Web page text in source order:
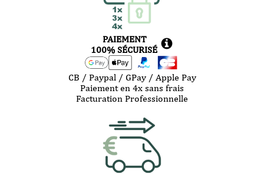
PAIEMENT
100% SÉCURISÉ
CB / Paypal / GPay / Apple Pay
Paiement en 4x sans frais
Facturation Professionnelle